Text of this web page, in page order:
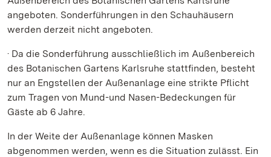
angeboten. Sonderführungen in den Schauhäusern
werden derzeit nicht angeboten.
· Da die Sonderführung ausschließlich im Außenbereich
des Botanischen Gartens Karlsruhe stattfinden, besteht
nur an Engstellen der Außenanlage eine strikte Pflicht
zum Tragen von Mund-und Nasen-Bedeckungen für
Gäste ab 6 Jahre.
In der Weite der Außenanlage können Masken
abgenommen werden, wenn es die Situation zulässt. Ein